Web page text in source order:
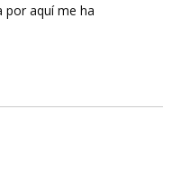
por aquí me ha